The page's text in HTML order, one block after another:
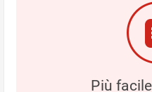
Più